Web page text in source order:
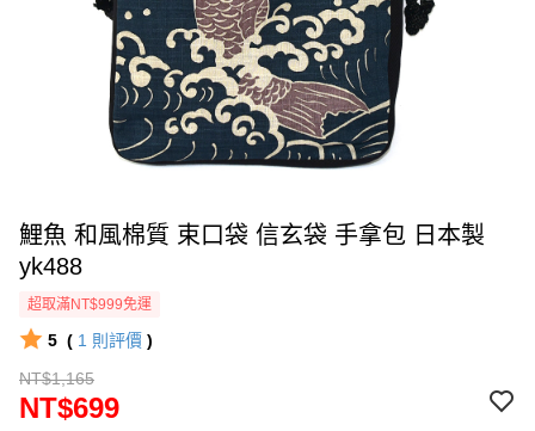
鯉魚 和風棉質 束口袋 信玄袋 手拿包 日本製
yk488
超取滿NT$999免運
5 ( 1 則評價 )
NT$1,165
NT$699